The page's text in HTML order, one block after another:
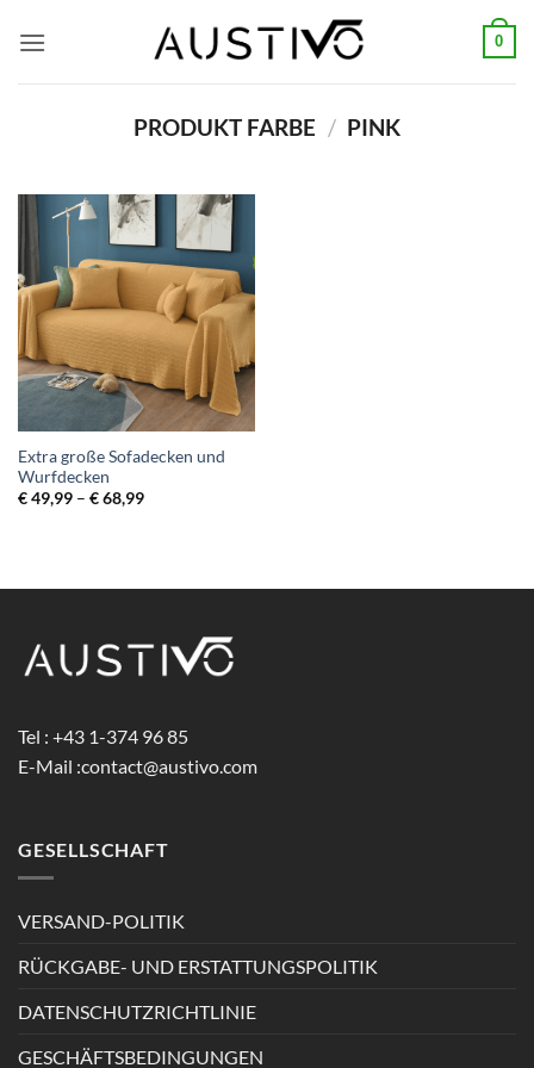
Inhalt
0
PRODUKT FARBE / PINK
Extra große Sofadecken und
Wurfdecken
€49,99 – €68,99Preisspanne:
Tel : +43 1-374 96 85
E-Mail :contact@austivo.com
GESELLSCHAFT
VERSAND-POLITIK
RÜCKGABE- UND ERSTATTUNGSPOLITIK
DATENSCHUTZRICHTLINIE
GESCHÄFTSBEDINGUNGEN